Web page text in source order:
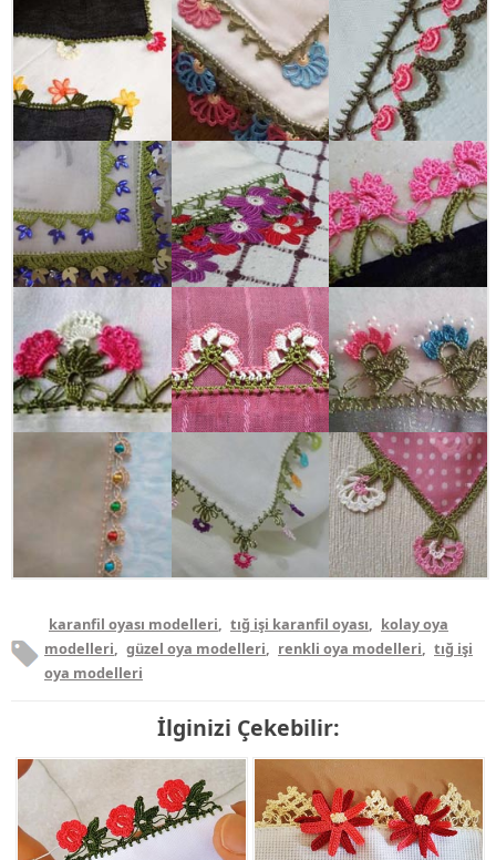
karanfil oyası modelleri, tığ işi karanfil oyası, kolay oya
modelleri, güzel oya modelleri, renkli oya modelleri, tığ işi
oya modelleri
İlginizi Çekebilir: